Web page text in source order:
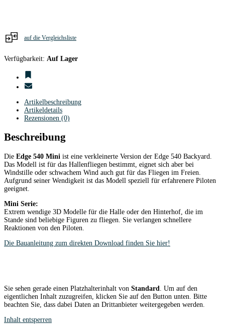
auf die Vergleichsliste
Verfügbarkeit: Auf Lager
Artikelbeschreibung
Artikeldetails
Rezensionen (0)
Beschreibung
Die Edge 540 Mini ist eine verkleinerte Version der Edge 540 Backyard.
Das Modell ist für das Hallenfliegen bestimmt, eignet sich aber bei
Windstille oder schwachem Wind auch gut für das Fliegen im Freien.
Aufgrund seiner Wendigkeit ist das Modell speziell für erfahrenere Piloten
geeignet.
Mini Serie:
Extrem wendige 3D Modelle für die Halle oder den Hinterhof, die im
Stande sind beliebige Figuren zu fliegen. Sie verlangen schnellere
Reaktionen von den Piloten.
Die Bauanleitung zum direkten Download finden Sie hier!
Sie sehen gerade einen Platzhalterinhalt von Standard . Um auf den
eigentlichen Inhalt zuzugreifen, klicken Sie auf den Button unten. Bitte
beachten Sie, dass dabei Daten an Drittanbieter weitergegeben werden.
Inhalt entsperren